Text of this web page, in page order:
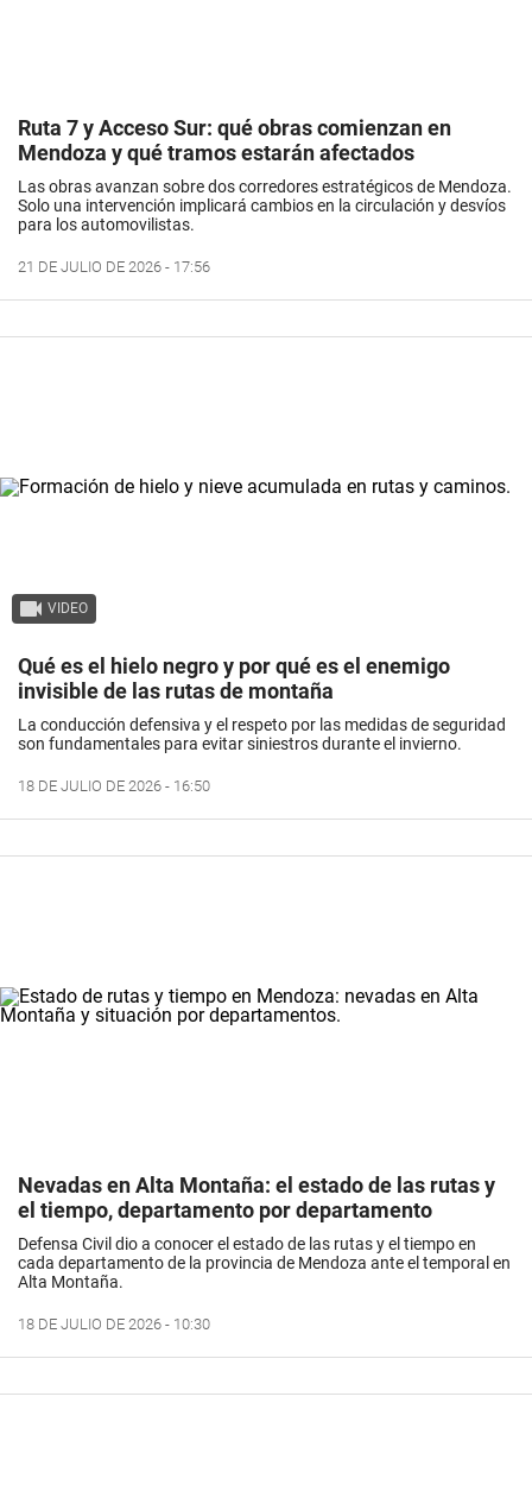
Ruta 7 y Acceso Sur: qué obras comienzan en
Mendoza y qué tramos estarán afectados
Las obras avanzan sobre dos corredores estratégicos de Mendoza.
Solo una intervención implicará cambios en la circulación y desvíos
para los automovilistas.
21 DE JULIO DE 2026 - 17:56
VIDEO
Qué es el hielo negro y por qué es el enemigo
invisible de las rutas de montaña
La conducción defensiva y el respeto por las medidas de seguridad
son fundamentales para evitar siniestros durante el invierno.
18 DE JULIO DE 2026 - 16:50
Nevadas en Alta Montaña: el estado de las rutas y
el tiempo, departamento por departamento
Defensa Civil dio a conocer el estado de las rutas y el tiempo en
cada departamento de la provincia de Mendoza ante el temporal en
Alta Montaña.
18 DE JULIO DE 2026 - 10:30